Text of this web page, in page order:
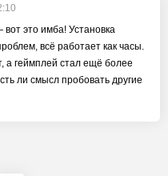
это имба! Установка
всё работает как часы.
а геймплей стал ещё более
ли смысл пробовать другие